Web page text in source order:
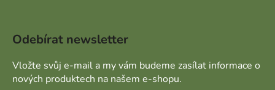
Odebírat newsletter
Vložte svůj e-mail a my vám budeme zasílat informace o
nových produktech na našem e-shopu.